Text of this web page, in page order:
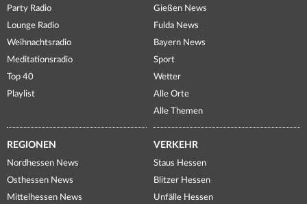
Party Radio
Lounge Radio
Weihnachtsradio
Meditationsradio
Top 40
Playlist
Gießen News
Fulda News
Bayern News
Sport
Wetter
Alle Orte
Alle Themen
REGIONEN
Nordhessen News
Osthessen News
Mittelhessen News
VERKEHR
Staus Hessen
Blitzer Hessen
Unfälle Hessen